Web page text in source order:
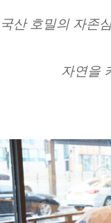
국산 호밀의 자존
자연을